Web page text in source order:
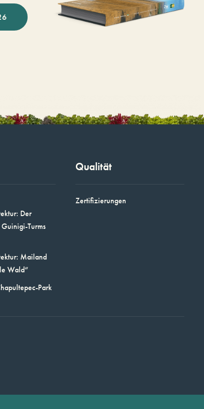
Der
Turms
Mailand
Wald“
Park
Qualität
Zertifizierungen